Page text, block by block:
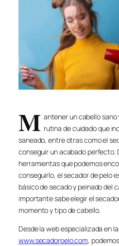
M antener un cabello
rutina de cuidado que
saneado, entre otras como el
conseguir un acabado perfecto.
herramientas que podemos
conseguirlo, el secador de pelo
básico de secado y peinado del
importante sabe elegir el
momento y tipo de cabello.
Desde la web especializada en
www.secadorpelo.com,